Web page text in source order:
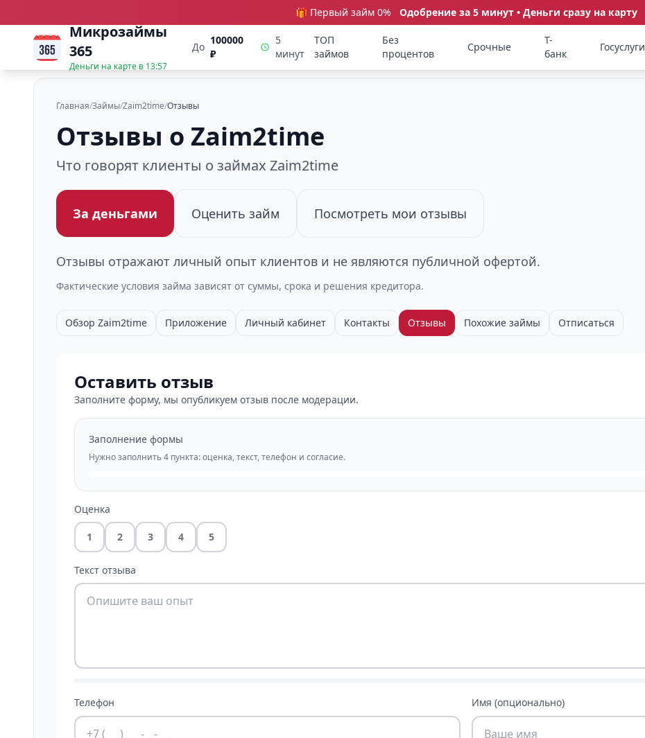
🎁 Первый займ 0% Одобрение за 5 минут • Деньги сразу на карту
Микрозаймы
365
Деньги на карте в 13:57
До
100000
₽
5
минут
ТОП
займов
Без
процентов
Срочные
Т-
банк
Госуслуги
Главная/Займы/Zaim2time/Отзывы
Отзывы о Zaim2time
Что говорят клиенты о займах Zaim2time
За деньгами Оценить займ Посмотреть мои отзывы
Отзывы отражают личный опыт клиентов и не являются публичной офертой.
Фактические условия займа зависят от суммы, срока и решения кредитора.
Обзор Zaim2time Приложение Личный кабинет Контакты Отзывы Похожие займы Отписаться
Оставить отзыв
Заполните форму, мы опубликуем отзыв после модерации.
Заполнение формы
Нужно заполнить 4 пункта: оценка, текст, телефон и согласие.
Оценка
1 2 3 4 5
Текст отзыва
Телефон Имя (опционально)